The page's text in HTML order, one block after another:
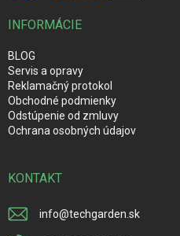
INFORMÁCIE
BLOG
Servis a opravy
Reklamačný protokol
Obchodné podmienky
Odstúpenie od zmluvy
Ochrana osobných údajov
KONTAKT
info@techgarden.sk